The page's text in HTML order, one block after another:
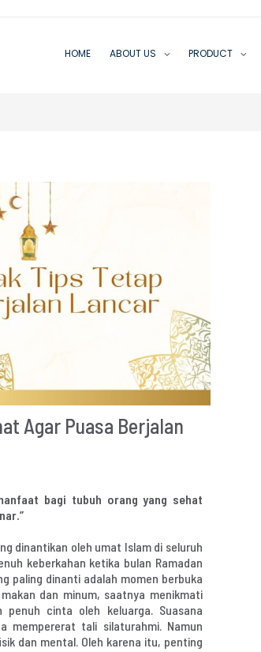
HOME ABOUT US PRODUCT
Agar Puasa Berjalan
bagi tubuh orang yang sehat
dinantikan oleh umat Islam di seluruh
keberkahan ketika bulan Ramadan
paling dinanti adalah momen berbuka
dan minum, saatnya menikmati
cinta oleh keluarga. Suasana
mempererat tali silaturahmi. Namun
dan mental. Oleh karena itu, penting